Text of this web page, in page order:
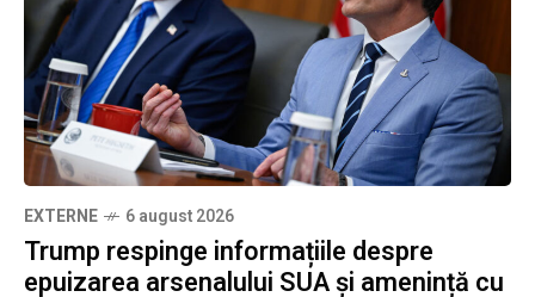
EXTERNE 6 august 2026
Trump respinge informațiile despre
epuizarea arsenalului SUA și amenință cu